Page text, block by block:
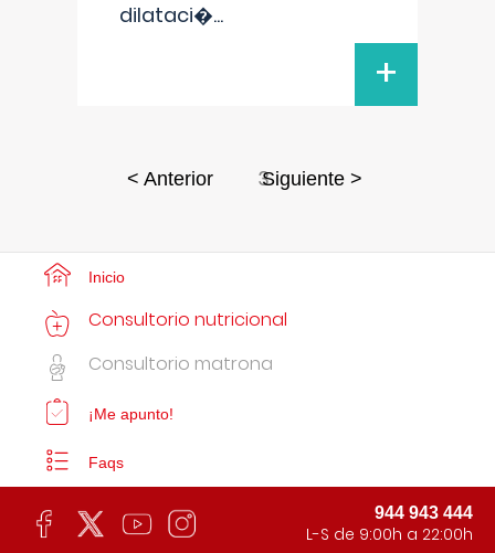
dilataci�...
+
< Anterior 3Siguiente >
Inicio
Consultorio nutricional
Consultorio matrona
¡Me apunto!
Faqs
944 943 444
L-S de 9:00h a 22:00h